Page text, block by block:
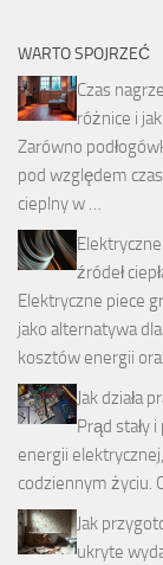
WARTO SPOJRZEĆ
Czas
różnice i
Zarówno
pod względem
cieplny w …
źródeł
Elektryczne piece
jako alternatywa
kosztów energii
Jak działa
Prąd stały
energii
codziennym życiu.
Jak
ukryte